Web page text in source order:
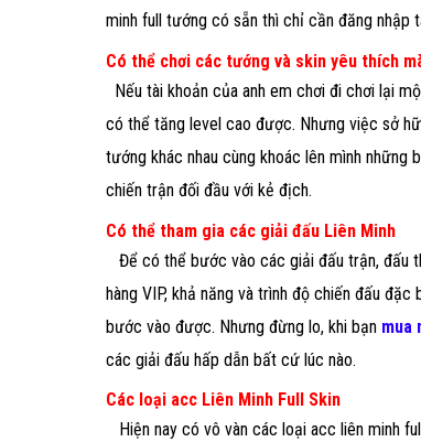
minh full tướng có sẵn thì chỉ cần đăng nhập
Có thể chơi các tướng và skin yêu thích
Nếu tài khoản của anh em chơi đi chơi lại
có thể tăng level cao được. Nhưng việc sở
tướng khác nhau cùng khoác lên mình những
chiến trận đối đầu với kẻ địch.
Có thể tham gia các giải đấu Liên Minh
Để có thể bước vào các giải đấu trận, đấu
hàng VIP, khả năng và trình độ chiến đấu
bước vào được. Nhưng đừng lo, khi bạn mua
các giải đấu hấp dẫn bất cứ lúc nào.
Các loại acc Liên Minh Full Skin
Hiện nay có vô vàn các loại acc liên minh